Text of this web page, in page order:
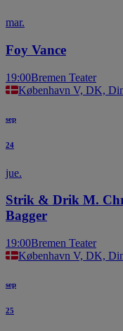
mar.
Foy Vance
19:00Bremen Teater
København V, DK,
sep
24
jue.
Strik & Drik M.
Bagger
19:00Bremen Teater
København V, DK,
sep
25